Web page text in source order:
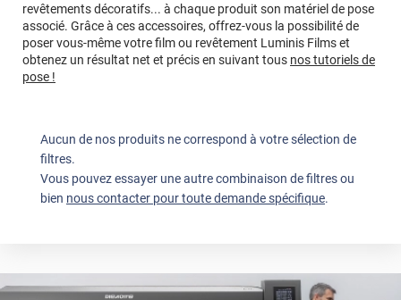
revêtements décoratifs... à chaque produit son matériel de pose
associé. Grâce à ces accessoires, offrez-vous la possibilité de
poser vous-même votre film ou revêtement Luminis Films et
obtenez un résultat net et précis en suivant tous nos tutoriels de
pose !
Aucun de nos produits ne correspond à votre sélection de
filtres.
Vous pouvez essayer une autre combinaison de filtres ou
bien nous contacter pour toute demande spécifique.